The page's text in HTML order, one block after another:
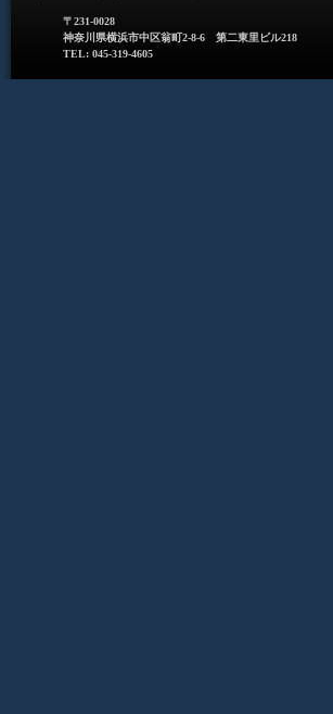
〒231-0028
神奈川県横浜市中区翁町2-8-6 第二東里ビル218
TEL: 045-319-4605